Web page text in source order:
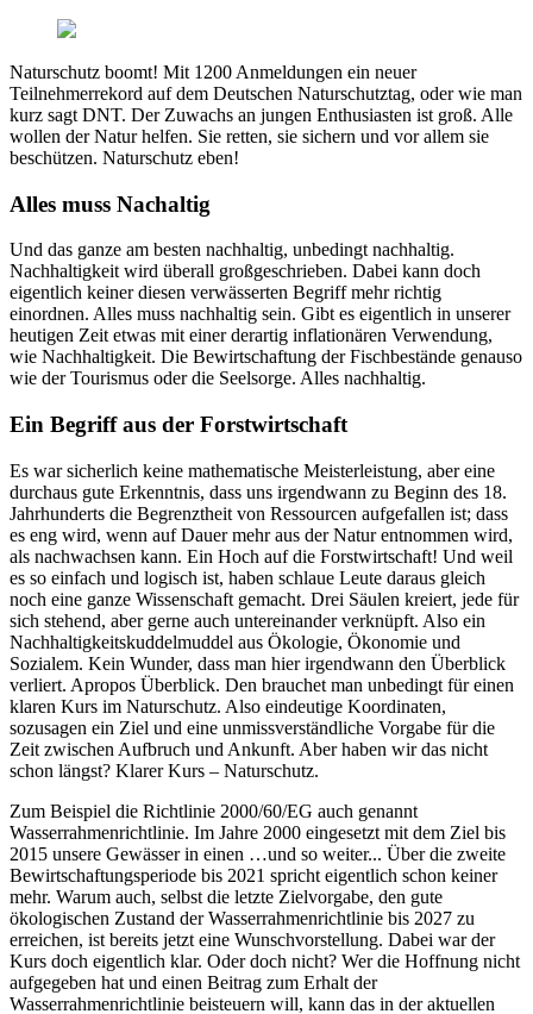
Naturschutz boomt! Mit 1200 Anmeldungen ein neuer
Teilnehmerrekord auf dem Deutschen Naturschutztag, oder wie man
kurz sagt DNT. Der Zuwachs an jungen Enthusiasten ist groß. Alle
wollen der Natur helfen. Sie retten, sie sichern und vor allem sie
beschützen. Naturschutz eben!
Alles muss Nachaltig
Und das ganze am besten nachhaltig, unbedingt nachhaltig.
Nachhaltigkeit wird überall großgeschrieben. Dabei kann doch
eigentlich keiner diesen verwässerten Begriff mehr richtig
einordnen. Alles muss nachhaltig sein. Gibt es eigentlich in unserer
heutigen Zeit etwas mit einer derartig inflationären Verwendung,
wie Nachhaltigkeit. Die Bewirtschaftung der Fischbestände genauso
wie der Tourismus oder die Seelsorge. Alles nachhaltig.
Ein Begriff aus der Forstwirtschaft
Es war sicherlich keine mathematische Meisterleistung, aber eine
durchaus gute Erkenntnis, dass uns irgendwann zu Beginn des 18.
Jahrhunderts die Begrenztheit von Ressourcen aufgefallen ist; dass
es eng wird, wenn auf Dauer mehr aus der Natur entnommen wird,
als nachwachsen kann. Ein Hoch auf die Forstwirtschaft! Und weil
es so einfach und logisch ist, haben schlaue Leute daraus gleich
noch eine ganze Wissenschaft gemacht. Drei Säulen kreiert, jede für
sich stehend, aber gerne auch untereinander verknüpft. Also ein
Nachhaltigkeitskuddelmuddel aus Ökologie, Ökonomie und
Sozialem. Kein Wunder, dass man hier irgendwann den Überblick
verliert. Apropos Überblick. Den brauchet man unbedingt für einen
klaren Kurs im Naturschutz. Also eindeutige Koordinaten,
sozusagen ein Ziel und eine unmissverständliche Vorgabe für die
Zeit zwischen Aufbruch und Ankunft. Aber haben wir das nicht
schon längst? Klarer Kurs – Naturschutz.
Zum Beispiel die Richtlinie 2000/60/EG auch genannt
Wasserrahmenrichtlinie. Im Jahre 2000 eingesetzt mit dem Ziel bis
2015 unsere Gewässer in einen …und so weiter... Über die zweite
Bewirtschaftungsperiode bis 2021 spricht eigentlich schon keiner
mehr. Warum auch, selbst die letzte Zielvorgabe, den gute
ökologischen Zustand der Wasserrahmenrichtlinie bis 2027 zu
erreichen, ist bereits jetzt eine Wunschvorstellung. Dabei war der
Kurs doch eigentlich klar. Oder doch nicht? Wer die Hoffnung nicht
aufgegeben hat und einen Beitrag zum Erhalt der
Wasserrahmenrichtlinie beisteuern will, kann das in der aktuellen